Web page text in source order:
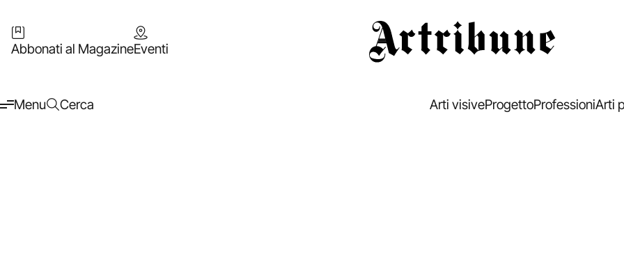
Abbonati al MagazineEventi
Menu Cerca Arti visiveProgettoProfessioniArti